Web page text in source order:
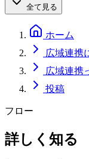
全て見る
ホーム
広域連携
広域連携
投稿
フロー
詳しく知る